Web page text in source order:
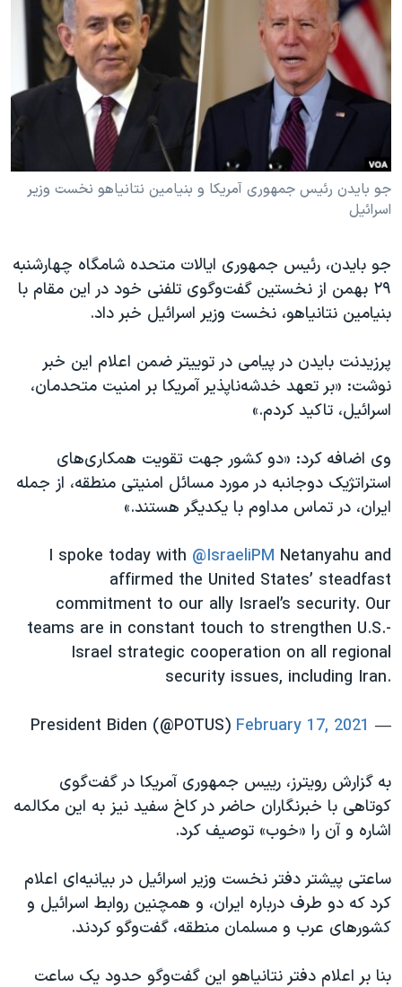
فرهنگ و زندگی
حقوق شهروندی
اقتصادی
علم و فناوری
اسرائیل در جنگ
آرشیو پخش زنده
مستندها
انتخابات ریاست جمهوری آمریکا ۲۰۲۴
حمله جمهوری اسلامی به اسرائیل
رمز مهسا
ورزش زنان در ایران
مجموعه مستندهای دادخواهی
دادگاه حمید نوری
چهل سال گروگان‌گیری
اعتراضات مردمی آبان ۹۸
اسرائیل در جنگ
همایش محافظه‌کاران آمریکا «سی‌پک»
صفحه‌های ویژه
دنبال کنید
زبانهای مختلف
جو بایدن رئیس جمهوری آمریکا و بنیامین نتانیاهو نخست وزیر
اسرائیل
جو بایدن، رئیس جمهوری ایالات متحده شامگاه چهارشنبه
۲۹ بهمن از نخستین گفت‌وگوی تلفنی خود در این مقام با
بنیامین نتانیاهو، نخست وزیر اسرائیل خبر داد.
پرزیدنت بایدن در پیامی در توییتر ضمن اعلام این خبر
نوشت: «بر تعهد خدشه‌ناپذیر آمریکا بر امنیت متحدمان،
اسرائیل، تاکید کردم.»
وی اضافه کرد: «دو کشور جهت تقویت همکاری‌های
استراتژیک دوجانبه در مورد مسائل امنیتی منطقه، از جمله
ایران، در تماس مداوم با یکدیگر هستند.»
I spoke today with @IsraeliPM Netanyahu and
affirmed the United States’ steadfast
commitment to our ally Israel’s security. Our
teams are in constant touch to strengthen U.S.-
Israel strategic cooperation on all regional
security issues, including Iran.
— President Biden (@POTUS)
February 17, 2021
به گزارش رویترز، رییس جمهوری آمریکا در گفت‌گوی
کوتاهی با خبرنگاران حاضر در کاخ سفید نیز به این مکالمه
اشاره و آن را «خوب» توصیف کرد.
ساعتی پیشتر دفتر نخست وزیر اسرائیل در بیانیه‌ای اعلام
کرد که دو طرف درباره ایران، و همچنین روابط اسرائیل و
کشورهای عرب و مسلمان منطقه، گفت‌وگو کردند.
بنا بر اعلام دفتر نتانیاهو این گفت‌وگو حدود یک ساعت